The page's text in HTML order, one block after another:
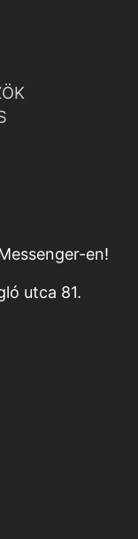
en!
utca 81.